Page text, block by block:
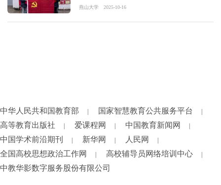
燕山大学 2025-10-16
中华人民共和国教育部 国家智慧教育公共服务平台
高等教育出版社 爱课程网 中国教育新闻网
中国学术前沿期刊 新华网 人民网
全国高校思想政治工作网 高校辅导员网络培训中心
中教华影数字服务股份有限公司